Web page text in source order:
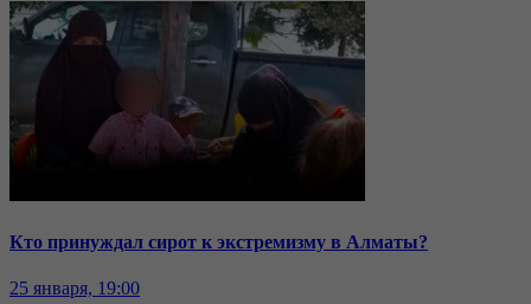
Кто принуждал сирот к экстремизму в Алматы?
25 января, 19:00